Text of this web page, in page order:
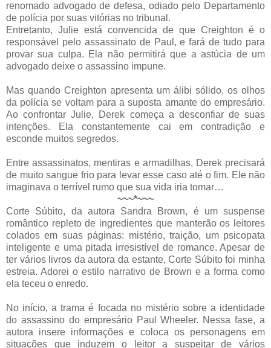
renomado advogado de defesa, odiado pelo Departamento
de polícia por suas vitórias no tribunal.
Entretanto, Julie está convencida de que Creighton é o
responsável pelo assassinato de Paul, e fará de tudo para
provar sua culpa. Ela não permitirá que a astúcia de um
advogado deixe o assassino impune.
Mas quando Creighton apresenta um álibi sólido, os olhos
da polícia se voltam para a suposta amante do empresário.
Ao confrontar Julie, Derek começa a desconfiar de suas
intenções. Ela constantemente cai em contradição e
esconde muitos segredos.
Entre assassinatos, mentiras e armadilhas, Derek precisará
de muito sangue frio para levar esse caso até o fim. Ele não
imaginava o terrível rumo que sua vida iria tomar…
~~~*~~~
Corte Súbito, da autora Sandra Brown, é um suspense
romântico repleto de ingredientes que manterão os leitores
colados em suas páginas: mistério, traição, um psicopata
inteligente e uma pitada irresistível de romance. Apesar de
ter vários livros da autora da estante, Corte Súbito foi minha
estreia. Adorei o estilo narrativo de Brown e a forma como
ela teceu o enredo.
No início, a trama é focada no mistério sobre a identidade
do assassino do empresário Paul Wheeler. Nessa fase, a
autora insere informações e coloca os personagens em
situações que induzem o leitor a suspeitar de vários